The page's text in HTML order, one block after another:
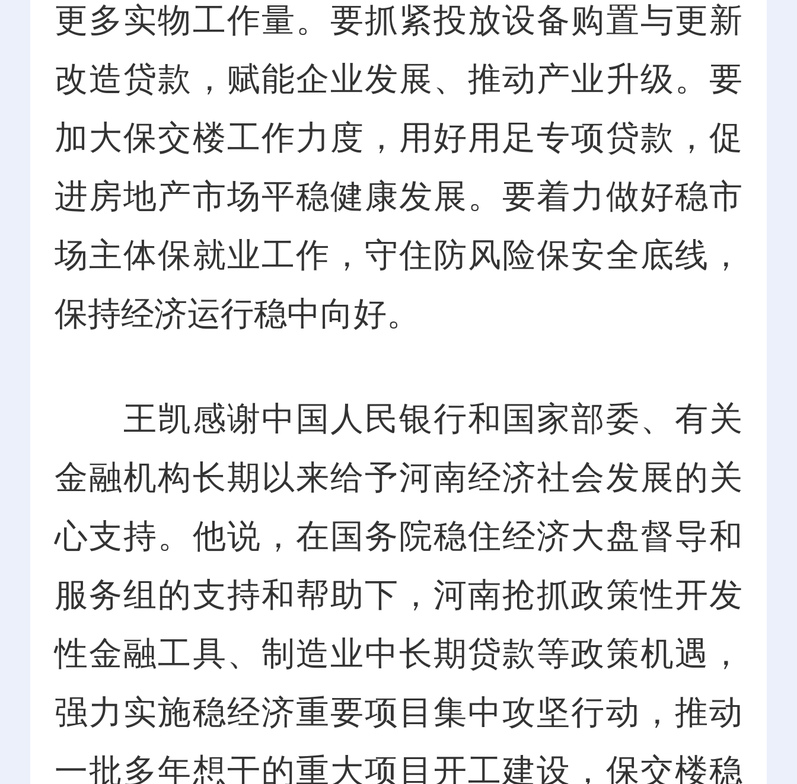
更多实物工作量。要抓紧投放设备购置与更新
改造贷款，赋能企业发展、推动产业升级。要
加大保交楼工作力度，用好用足专项贷款，促
进房地产市场平稳健康发展。要着力做好稳市
场主体保就业工作，守住防风险保安全底线，
保持经济运行稳中向好。
王凯感谢中国人民银行和国家部委、有关
金融机构长期以来给予河南经济社会发展的关
心支持。他说，在国务院稳住经济大盘督导和
服务组的支持和帮助下，河南抢抓政策性开发
性金融工具、制造业中长期贷款等政策机遇，
强力实施稳经济重要项目集中攻坚行动，推动
一批多年想干的重大项目开工建设，保交楼稳